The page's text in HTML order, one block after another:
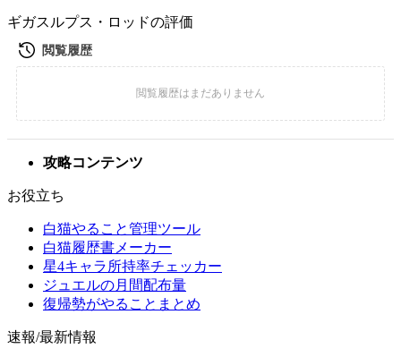
ギガスルプス・ロッドの評価
攻略コンテンツ
お役立ち
白猫やること管理ツール
白猫履歴書メーカー
星4キャラ所持率チェッカー
ジュエルの月間配布量
復帰勢がやることまとめ
速報/最新情報